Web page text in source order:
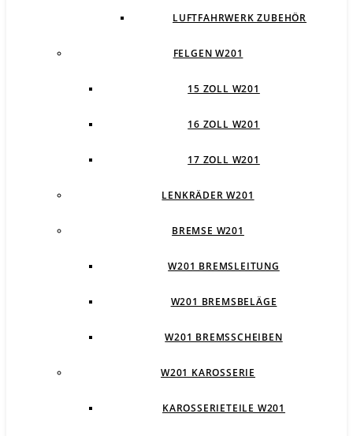
LUFTFAHRWERK ZUBEHÖR
FELGEN W201
15 ZOLL W201
16 ZOLL W201
17 ZOLL W201
LENKRÄDER W201
BREMSE W201
W201 BREMSLEITUNG
W201 BREMSBELÄGE
W201 BREMSSCHEIBEN
W201 KAROSSERIE
KAROSSERIETEILE W201